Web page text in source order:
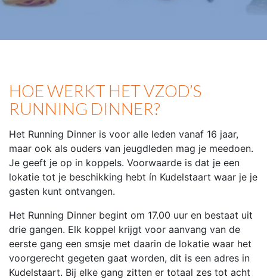
HOE WERKT HET VZOD’S
RUNNING DINNER?
Het Running Dinner is voor alle leden vanaf 16 jaar,
maar ook als ouders van jeugdleden mag je meedoen.
Je geeft je op in koppels. Voorwaarde is dat je een
lokatie tot je beschikking hebt ín Kudelstaart waar je je
gasten kunt ontvangen.
Het Running Dinner begint om 17.00 uur en bestaat uit
drie gangen. Elk koppel krijgt voor aanvang van de
eerste gang een smsje met daarin de lokatie waar het
voorgerecht gegeten gaat worden, dit is een adres in
Kudelstaart. Bij elke gang zitten er totaal zes tot acht